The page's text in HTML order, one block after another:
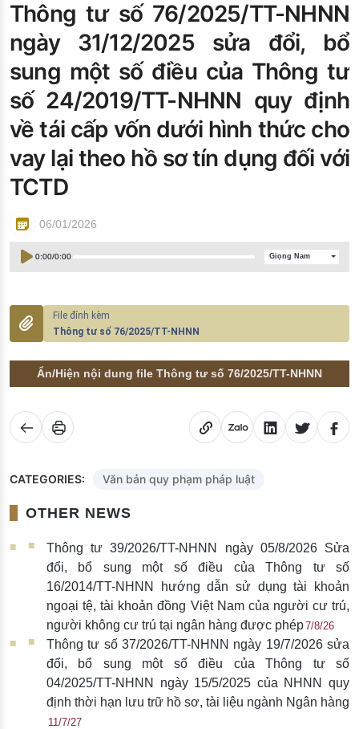
Đào tạo ISO
Thông tư số 76/2025/TT-NHNN
ngày 31/12/2025 sửa đổi, bổ
sung một số điều của Thông tư
số 24/2019/TT-NHNN quy định
về tái cấp vốn dưới hình thức cho
vay lại theo hồ sơ tín dụng đối với
TCTD
06/01/2026
0:00/0:00 Giọng Nam
Thông tư số 76/2025/TT-NHNN
Ẩn/Hiện nội dung file Thông tư số 76/2025/TT-NHNN
CATEGORIES: Văn bản quy phạm pháp luật
OTHER NEWS
Thông tư 39/2026/TT-NHNN ngày 05/8/2026 Sửa
đổi, bổ sung một số điều của Thông tư số
16/2014/TT-NHNN hướng dẫn sử dụng tài khoản
ngoại tệ, tài khoản đồng Việt Nam của người cư trú,
người không cư trú tại ngân hàng được phép7/8/26
Thông tư số 37/2026/TT-NHNN ngày 19/7/2026 sửa
đổi, bổ sung một số điều của Thông tư số
04/2025/TT-NHNN ngày 15/5/2025 của NHNN quy
định thời hạn lưu trữ hồ sơ, tài liệu ngành Ngân hàng
11/7/27